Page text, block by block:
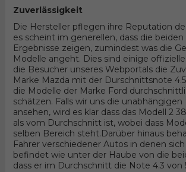
Zuverlässigkeit
Die Hersteller pflegen ihre Reputation
es scheint im generellen, dass die beiden
Ergebnisse zeigen, zumindest was die
Modelle angeht. Dies sind einige
die Besucher unseres Webportals die
Marke Mazda mit der Durschnittsnote
die Modelle der Marke Ford
schätzen. Falls wir uns die unabhängigen
ansehen, wird es klar dass das Modell 2
als vom Durchschnitt ist, wobei dass
selben Bereich steht.Darüber hinaus
Fahrer verschiedener Autos in denen
befindet wie unter der Haube von die
dass er im Durchschnitt die Note 4.3 von